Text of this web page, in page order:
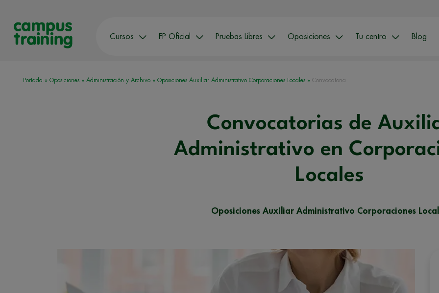
Cursos FP Oficial Pruebas Libres Oposiciones Tu centro Blog
Portada » Oposiciones » Administración y Archivo » Oposiciones Auxiliar Administrativo Corporaciones Locales » Convocatoria
Convocatorias de
Administrativo en
Locales
Oposiciones Auxiliar Administrativo Corporaciones